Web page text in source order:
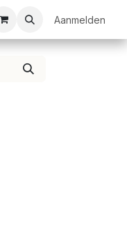
Bedrukkingen Clubkledij
Aanmelden